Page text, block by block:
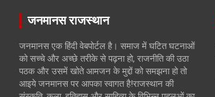
जनमानस राजस्थान
जनमानस एक हिंदी वेबपोर्टल है। समाज में घटित घटनाओं
को सच्चे और अच्छे तरीके से पढ़ना हो, राजनीति की उठा
पठक और उसमें खोते आमजन के मुद्दों को समझना हो तो
आइये जनमानस पर आपका स्वागत है!राजस्थान की